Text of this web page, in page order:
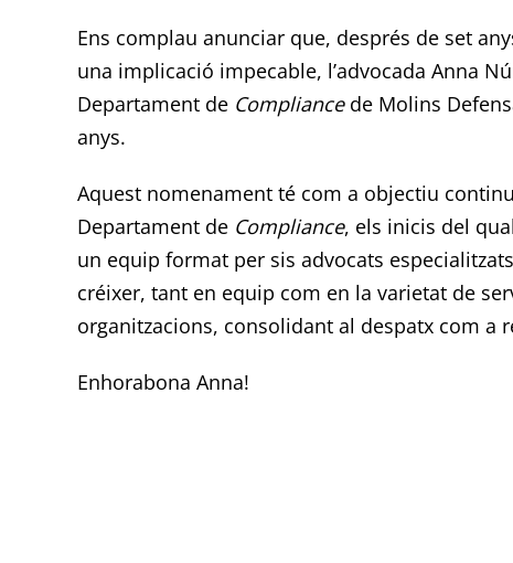
Ens complau anunciar que, després de set
una implicació impecable, l’advocada Anna
Departament de Compliancede Molins
anys.
Aquest nomenament té com a objectiu
Departament de Compliance, els inicis del
un equip format per sis advocats
créixer, tant en equip com en la varietat de
organitzacions, consolidant al despatx com a
Enhorabona Anna!